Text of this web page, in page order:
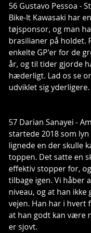
56 Gustavo Pessoa -
Bike-It Kawasaki har
tøjsponsor, og man
brasilianer på holdet.
enkelte GP'er for de
år, og til tider gjorde
hæderligt. Lad os se
udviklet sig yderligere.
57 Darian Sanayei -
startede 2018 som
lignede en der skulle
toppen. Det satte en
effektiv stopper for,
tilbage igen. Vi håber
niveau, og at han ikke
vejen. Han har i hvert
at han godt kan være
er sjovt.